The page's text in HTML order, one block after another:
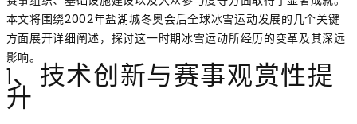
本文将围绕2002年盐湖城冬奥会后全球冰雪运动发展的几个关键
方面展开详细阐述，探讨这一时期冰雪运动所经历的变革及其深远
影响。
1、技术创新与赛事观赏性提
升